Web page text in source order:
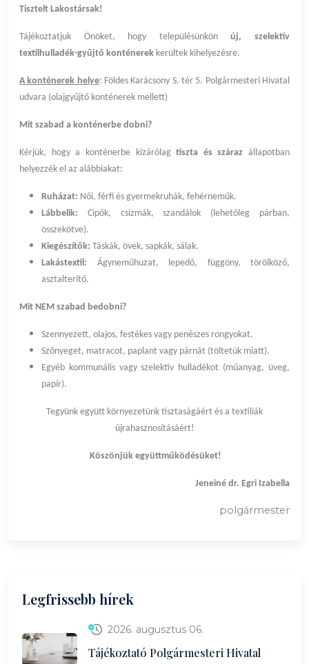
Tisztelt Lakostársak!
Tájékoztatjuk Önöket, hogy településünkönúj, szelektív
textilhulladék-gyűjtő konténerek kerültek kihelyezésre.
A konténerek helye: Földes Karácsony S. tér 5. Polgármesteri Hivatal
udvara (olajgyűjtő konténerek mellett)
Mit szabad a konténerbe dobni?
Kérjük, hogy a konténerbe kizárólagtiszta és száraz állapotban
helyezzék el az alábbiakat:
Ruházat: Női, férfi és gyermekruhák, fehérneműk.
Lábbelik: Cipők, csizmák, szandálok (lehetőleg párban,
összekötve).
Kiegészítők: Táskák, övek, sapkák, sálak.
Lakástextil: Ágyneműhuzat, lepedő, függöny, törölköző,
asztalterítő.
Mit NEM szabad bedobni?
Szennyezett, olajos, festékes vagy penészes rongyokat.
Szőnyeget, matracot, paplant vagy párnát (töltetük miatt).
Egyéb kommunális vagy szelektív hulladékot (műanyag, üveg,
papír).
Tegyünk együtt környezetünk tisztaságáért és a textíliák
újrahasznosításáért!
Köszönjük együttműködésüket!
Jeneiné dr. Egri Izabella
polgármester
Legfrissebb hírek
2026. augusztus 06.
Tájékoztató Polgármesteri Hivatal